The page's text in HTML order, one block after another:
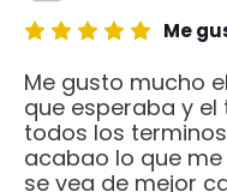
Me
Me gusto mucho
que esperaba y
todos los
acabao lo que
se vea de mejor